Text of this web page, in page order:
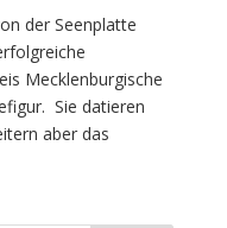
der Seenplatte
Mecklenburgische
Sie datieren
aber das